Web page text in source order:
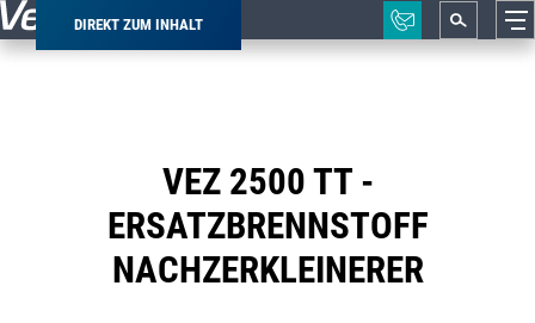
DIREKT ZUM INHALT
Pfadnavigation
VEZ 2500 TT -
ERSATZBRENNSTOFF
NACHZERKLEINERER